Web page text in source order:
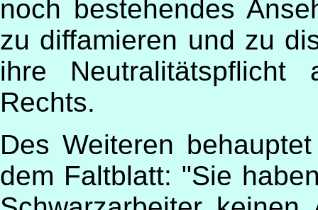
noch bestehendes
zu diffamieren und zu
ihre Neutralitätspflicht
Rechts.
Des Weiteren
dem Faltblatt: "Sie